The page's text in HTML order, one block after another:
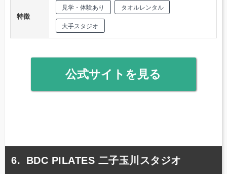
特徴
見学・体験あり タオルレンタル
大手スタジオ
公式サイトを見る
BDC PILATES 二子玉川スタジオ